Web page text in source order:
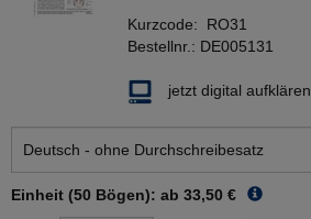
Kurzcode: RO31
Bestellnr.: DE005131
jetzt digital aufklären
Einheit (50 Bögen): ab 33,50 €